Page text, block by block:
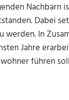
Nachbarn
Dabei
In
Jahre
führen